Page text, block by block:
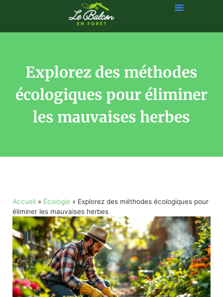
Explorez des méthodes
écologiques pour éliminer
les mauvaises herbes
Accueil » Écologie » Explorez des méthodes écologiques pour
éliminer les mauvaises herbes